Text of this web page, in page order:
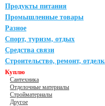
Продукты питания
Промышленные товары
Разное
Спорт, туризм, отдых
Средства связи
Строительство, ремонт,
Куплю
Сантехника
Отделочные материалы
Стройматериалы
Другое